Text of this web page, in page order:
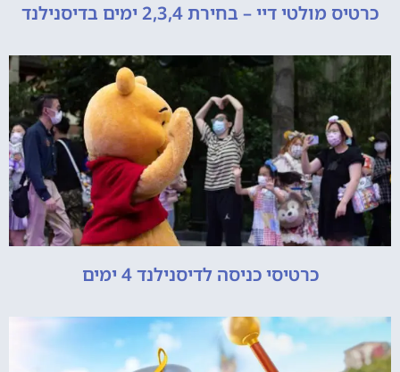
כרטיס מולטי דיי – בחירת 2,3,4 ימים בדיסנילנד
כרטיסי כניסה לדיסנילנד 4 ימים